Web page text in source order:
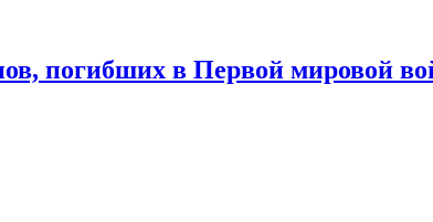
погибших в Первой мировой